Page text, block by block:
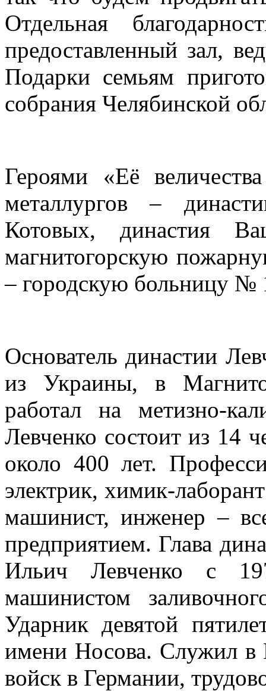
Отдельная
предоставленный зал,
Подарки семьям
собрания Челябинской
Героями «Её
металлургов –
Котовых, династия
магнитогорскую
– городскую больницу №
Основатель династии
из Украины, в
работал на метизно-
Левченко состоит из 14
около 400 лет.
электрик, химик-
машинист, инженер –
предприятием. Глава
Ильич Левченко с
машинистом
Ударник девятой
имени Носова. Служил в
войск в Германии,